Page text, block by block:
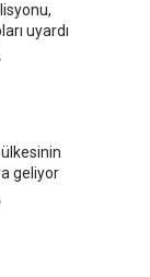
uyardı
geliyor